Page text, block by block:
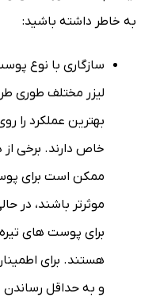
به خاطر داشته باشید:
سازگاری با نوع
لیزر مختلف طوری
بهترین عملکرد را
خاص دارند. برخی از
ممکن است برای
موثرتر باشند، در
برای پوست های
هستند. برای
و به حداقل